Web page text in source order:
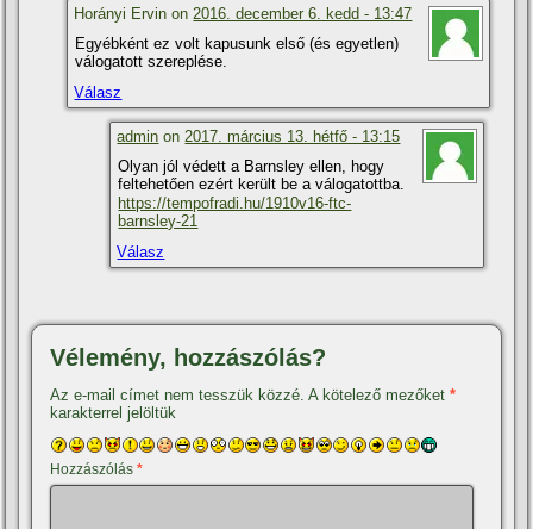
Horányi Ervin on 2016. december 6. kedd - 13:47
Egyébként ez volt kapusunk első (és egyetlen)
válogatott szereplése.
Válasz
admin on2017. március 13. hétfő - 13:15
Olyan jól védett a Barnsley ellen, hogy
feltehetően ezért került be a válogatottba.
https://tempofradi.hu/1910v16-ftc-
barnsley-21
Válasz
Vélemény, hozzászólás?
Az e-mail címet nem tesszük közzé. A kötelező mezőket*
karakterrel jelöltük
Hozzászólás*